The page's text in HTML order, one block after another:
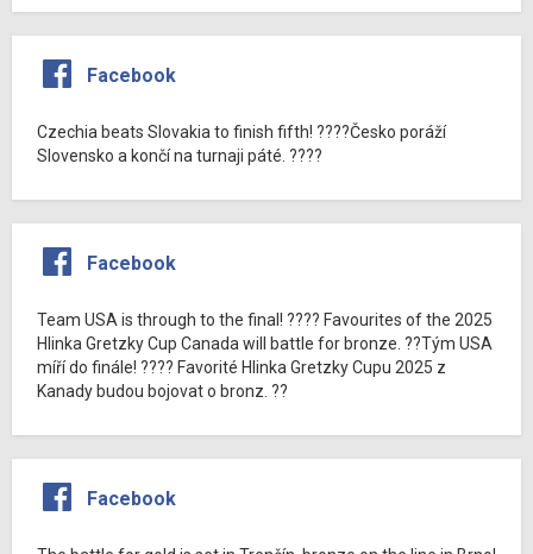
Facebook
Czechia beats Slovakia to finish fifth! ????Česko poráží
Slovensko a končí na turnaji páté. ????
Facebook
Team USA is through to the final! ???? Favourites of the 2025
Hlinka Gretzky Cup Canada will battle for bronze. ??Tým USA
míří do finále! ???? Favorité Hlinka Gretzky Cupu 2025 z
Kanady budou bojovat o bronz. ??
Facebook